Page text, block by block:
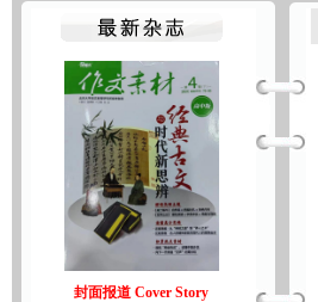
封面报道 Cover Story